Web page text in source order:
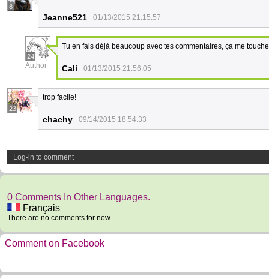
8
Jeanne521 01/13/2015 21:15:57
24
Author
Tu en fais déjà beaucoup avec tes commentaires, ça me
Cali 01/13/2015 21:56:05
23
trop facile!
chachy 09/14/2015 18:54:33
Log-in to comment
0 Comments In Other Languages.
Français
There are no comments for now.
Comment on Facebook